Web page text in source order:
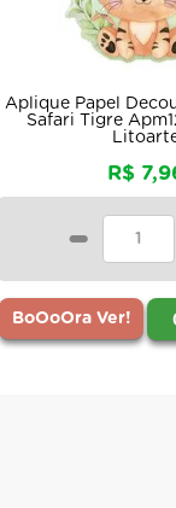
Aplique Papel
Safari Tigre
R$
-
BoOoOra Ver!